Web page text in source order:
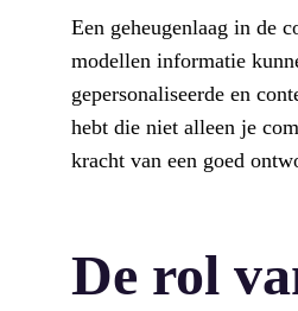
Een geheugenlaag in de
modellen informatie
gepersonaliseerde en
hebt die niet alleen je
kracht van een goed
De rol